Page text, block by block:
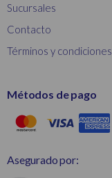
Sucursales
Contacto
Términos y condiciones
Métodos de pago
Asegurado por: